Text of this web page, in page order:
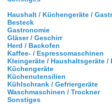
Haushalt / Küchengeräte /
Besteck
Gastronomie
Gläser / Geschirr
Herd / Backofen
Kaffee- / Espressomaschinen
Kleingeräte / Haushaltsgeräte /
Küchengeräte
Küchenutensilien
Kühlschrank / Gefriergeräte
Waschmaschinen / Trockner
Sonstiges